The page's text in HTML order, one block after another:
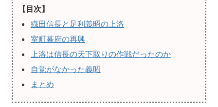
【目次】
織田信長と足利義昭の上洛
室町幕府の再興
上洛は信長の天下取りの作戦だったのか
自覚がなかった義昭
まとめ